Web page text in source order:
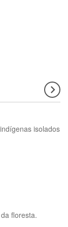
isolados
floresta.